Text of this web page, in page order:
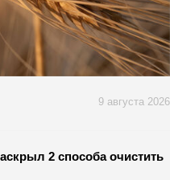
9 августа 2026
2 способа очистить